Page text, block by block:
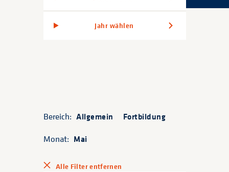
Jahr wählen
Bereich: Allgemein
Fortbildung
Monat: Mai
Alle Filter entfernen